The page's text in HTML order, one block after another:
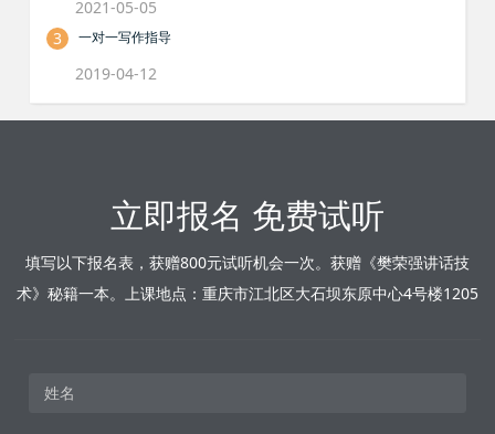
2021-05-05
3
一对一写作指导
2019-04-12
立即报名 免费试听
填写以下报名表，获赠800元试听机会一次。获赠《樊荣强讲话技
术》秘籍一本。上课地点：重庆市江北区大石坝东原中心4号楼1205